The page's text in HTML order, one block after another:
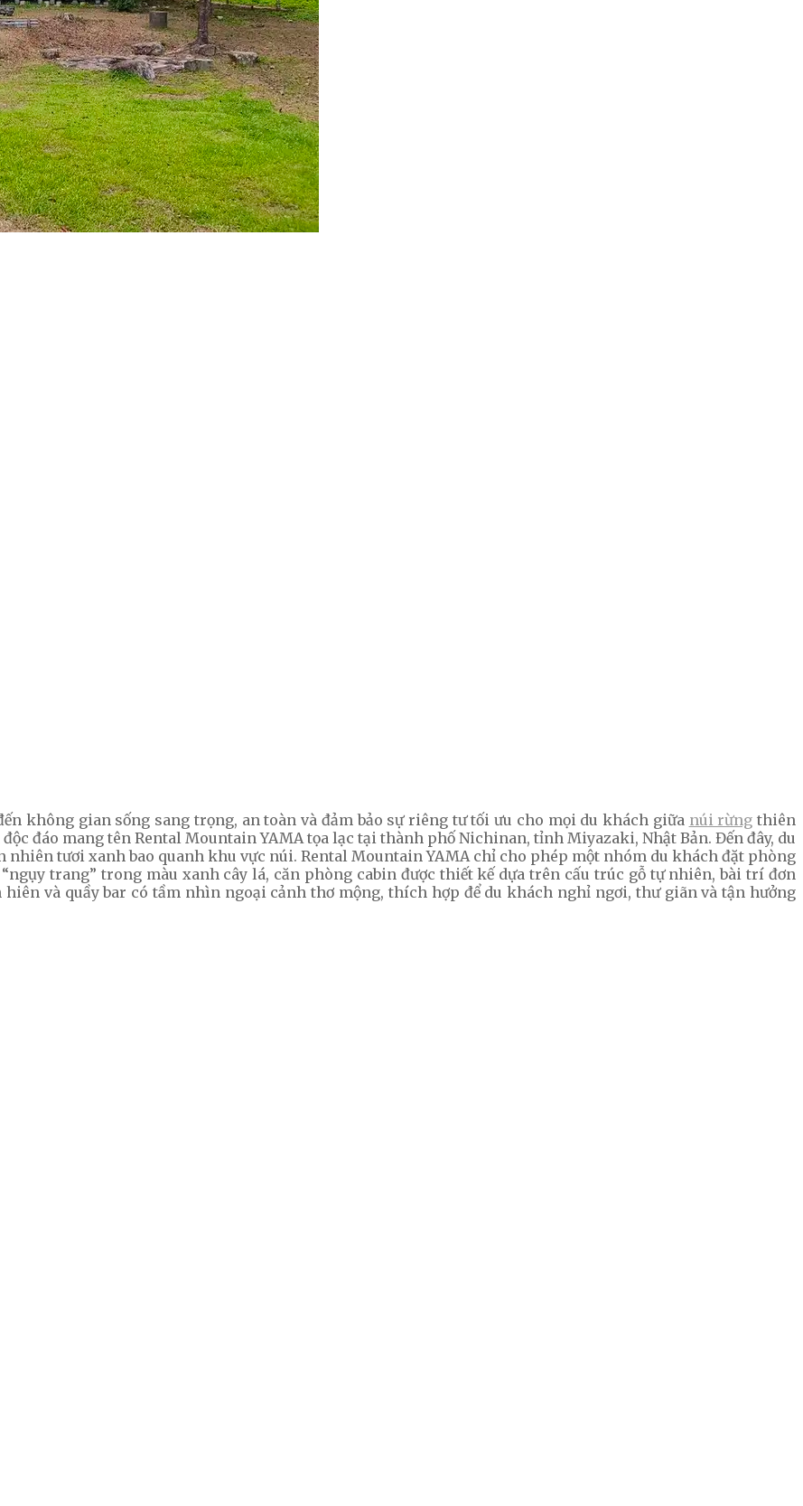
không gian sống sang trọng, an toàn và đảm bảo sự riêng tư tối ưu cho mọi du khách giữa núi rừng thiên
đáo mang tên Rental Mountain YAMA tọa lạc tại thành phố Nichinan, tỉnh Miyazaki, Nhật Bản. Đến đây, du
tươi xanh bao quanh khu vực núi. Rental Mountain YAMA chỉ cho phép một nhóm du khách đặt phòng
trang” trong màu xanh cây lá, căn phòng cabin được thiết kế dựa trên cấu trúc gỗ tự nhiên, bài trí đơn
và quầy bar có tầm nhìn ngoại cảnh thơ mộng, thích hợp để du khách nghỉ ngơi, thư giãn và tận hưởng